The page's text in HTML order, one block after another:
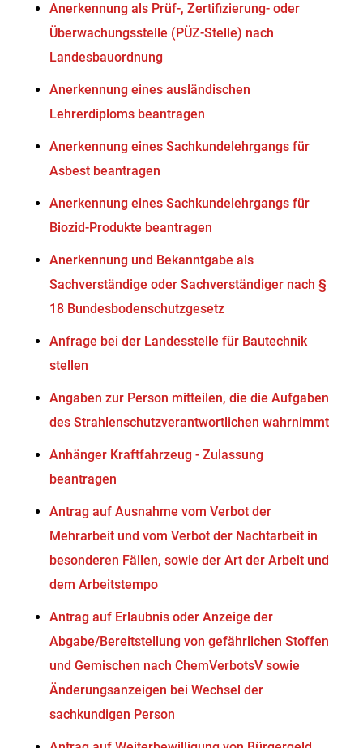
Anerkennung als Prüf-, Zertifizierung- oder
Überwachungsstelle (PÜZ-Stelle) nach
Landesbauordnung
Anerkennung eines ausländischen
Lehrerdiploms beantragen
Anerkennung eines Sachkundelehrgangs für
Asbest beantragen
Anerkennung eines Sachkundelehrgangs für
Biozid-Produkte beantragen
Anerkennung und Bekanntgabe als
Sachverständige oder Sachverständiger nach §
18 Bundesbodenschutzgesetz
Anfrage bei der Landesstelle für Bautechnik
stellen
Angaben zur Person mitteilen, die die Aufgaben
des Strahlenschutzverantwortlichen wahrnimmt
Anhänger Kraftfahrzeug - Zulassung
beantragen
Antrag auf Ausnahme vom Verbot der
Mehrarbeit und vom Verbot der Nachtarbeit in
besonderen Fällen, sowie der Art der Arbeit und
dem Arbeitstempo
Antrag auf Erlaubnis oder Anzeige der
Abgabe/Bereitstellung von gefährlichen Stoffen
und Gemischen nach ChemVerbotsV sowie
Änderungsanzeigen bei Wechsel der
sachkundigen Person